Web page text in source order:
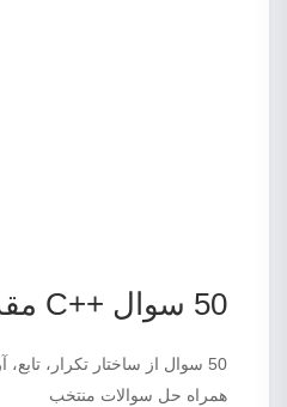
50 سوال ++C مقدماتی
50 سوال از ساختار تکرار،
همراه حل سوالات منتخب